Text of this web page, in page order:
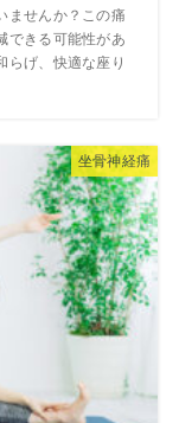
ませんか？この痛
できる可能性があ
らげ、快適な座り
坐骨神経痛